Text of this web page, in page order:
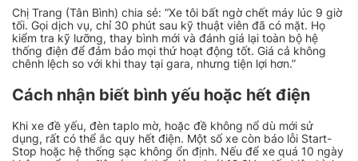
Chị Trang (Tân Bình) chia sẻ: “Xe tôi bất ngờ chết máy lúc 9 giờ
tối. Gọi dịch vụ, chỉ 30 phút sau kỹ thuật viên đã có mặt. Họ
kiểm tra kỹ lưỡng, thay bình mới và đánh giá lại toàn bộ hệ
thống điện để đảm bảo mọi thứ hoạt động tốt. Giá cả không
chênh lệch so với khi thay tại gara, nhưng tiện lợi hơn.”
Cách nhận biết bình yếu hoặc hết điện
Khi xe đề yếu, đèn taplo mờ, hoặc đề không nổ dù mới sử
dụng, rất có thể ắc quy hết điện. Một số xe còn báo lỗi Start-
Stop hoặc hệ thống sạc không ổn định. Nếu để xe quá 10 ngày